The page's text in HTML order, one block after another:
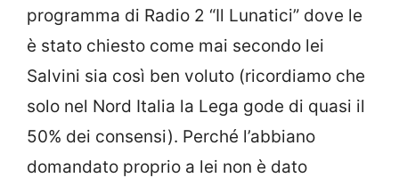
programma di Radio 2 “Il Lunatici” dove le
è stato chiesto come mai secondo lei
Salvini sia così ben voluto (ricordiamo che
solo nel Nord Italia la Lega gode di quasi il
50% dei consensi). Perché l’abbiano
domandato proprio a lei non è dato